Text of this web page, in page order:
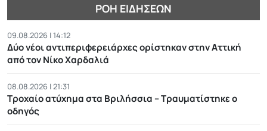
ΡΟΉ ΕΙΔΉΣΕΩΝ
09.08.2026 | 14:12
Δύο νέοι αντιπεριφερειάρχες ορίστηκαν στην Αττική
από τον Νίκο Χαρδαλιά
08.08.2026 | 21:31
Τροχαίο ατύχημα στα Βριλήσσια – Τραυματίστηκε ο
οδηγός